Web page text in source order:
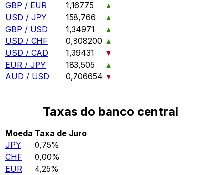
GBP / EUR
1,16775
▲
USD / JPY
158,766
▲
GBP / USD
1,34971
▲
USD / CHF
0,808200 ▲
USD / CAD
1,39431
▼
EUR / JPY
183,505
▲
AUD / USD
0,706654 ▼
Taxas do banco central
Moeda Taxa de Juro
JPY
0,75%
CHF
0,00%
EUR
4,25%